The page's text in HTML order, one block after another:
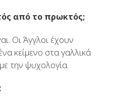
από το πρωκτός;
Οι Άγγλοι έχουν
κείμενο στα γαλλικά
την ψυχολογία.